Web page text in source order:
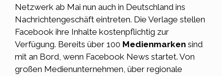
Netzwerk ab Mai nun auch in Deutschland ins
Nachrichtengeschäft eintreten. Die Verlage stellen
Facebook ihre Inhalte kostenpflichtig zur
Verfügung. Bereits über 100 Medienmarken sind
mit an Bord, wenn Facebook News startet. Von
großen Medienunternehmen, über regionale